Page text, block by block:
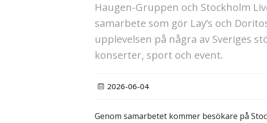
Haugen-Gruppen och Stockholm
samarbete som gör Lay’s och
upplevelsen på några av Sveriges
konserter, sport och event.
2026-06-04
Genom samarbetet kommer besökare på